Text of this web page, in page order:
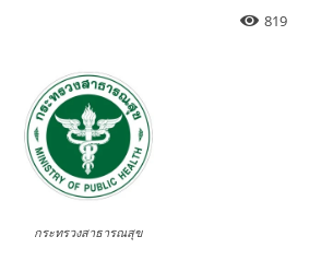
819
กระทรวงสาธารณสุข